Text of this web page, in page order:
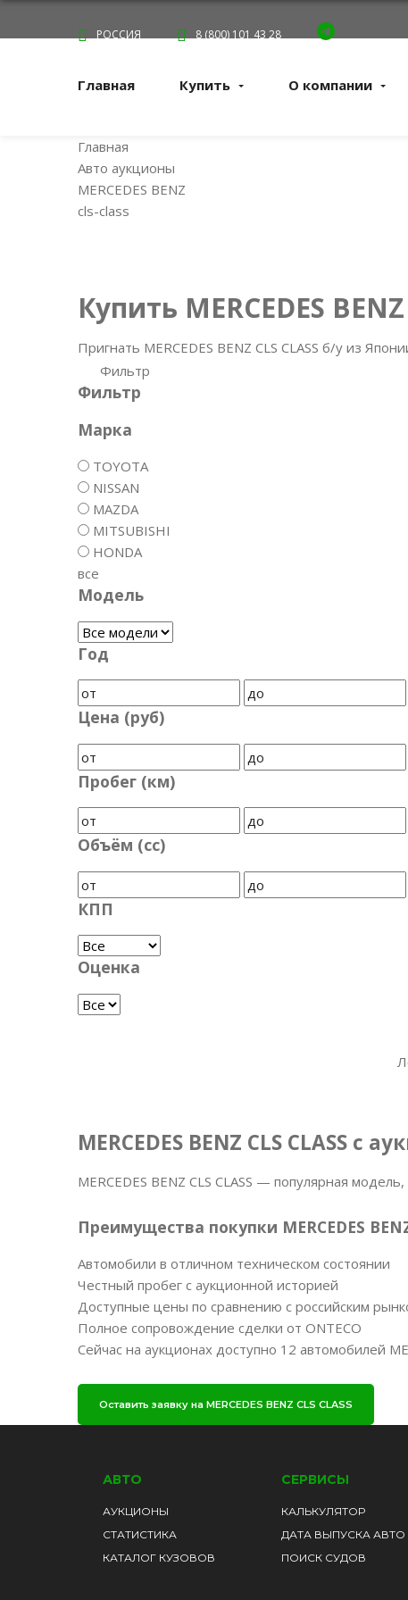
РОССИЯ 8 (800) 101 43 28
Главная
Купить О компании
Главная
Авто аукционы
MERCEDES BENZ
cls-class
Купить MERCEDES
Пригнать MERCEDES BENZ CLS CLASS б/у из
Фильтр
Фильтр
Марка
TOYOTA
NISSAN
MAZDA
MITSUBISHI
HONDA
все
Модель
Год
Цена (руб)
Пробег (км)
Объём (cc)
КПП
Оценка
MERCEDES BENZ CLS CLASS с
MERCEDES BENZ CLS CLASS — популярная
Преимущества покупки MERCEDES
Автомобили в отличном техническом состоянии
Честный пробег с аукционной историей
Доступные цены по сравнению с российским
Полное сопровождение сделки от ONTECO
Сейчас на аукционах доступно 12 автомобилей
Оставить заявку на MERCEDES BENZ CLS CLASS
АВТО
АУКЦИОНЫ
СТАТИСТИКА
КАТАЛОГ КУЗОВОВ
СЕРВИСЫ
КАЛЬКУЛЯТОР
ДАТА ВЫПУСКА АВТО
ПОИСК СУДОВ